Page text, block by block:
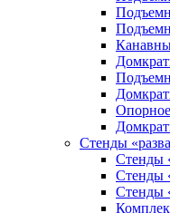
Стенды
Стенды
Стенды
Стенды